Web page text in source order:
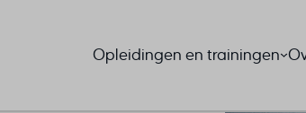
Opleidingen en trainingen